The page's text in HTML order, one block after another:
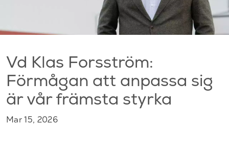
Vd Klas Forsström:
Förmågan att anpassa sig
är vår främsta styrka
Mar 15, 2026